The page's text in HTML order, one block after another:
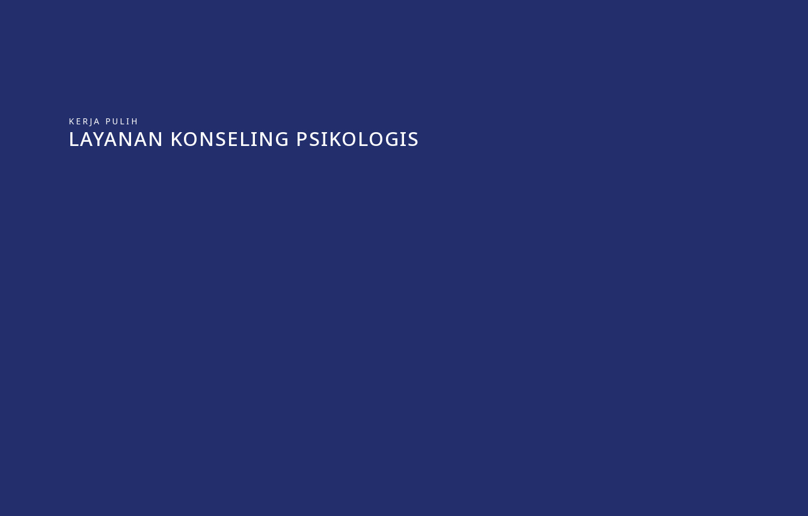
KERJA PULIH
LAYANAN KONSELING PSIKOLOGIS